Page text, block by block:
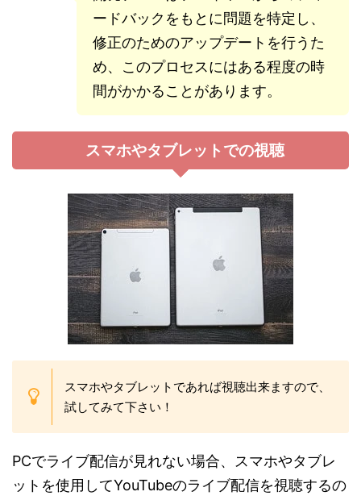
ードバックをもとに問題を特定し、
修正のためのアップデートを行うた
め、このプロセスにはある程度の時
間がかかることがあります。
スマホやタブレットでの視聴
スマホやタブレットであれば視聴出来ますので、
試してみて下さい！
PCでライブ配信が見れない場合、スマホやタブレ
ットを使用してYouTubeのライブ配信を視聴するの